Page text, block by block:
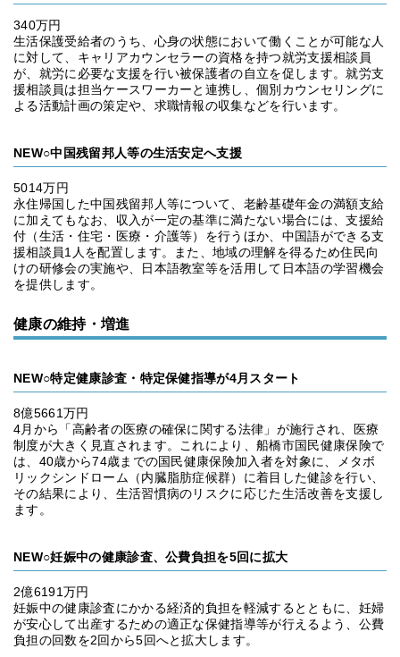
340万円
生活保護受給者のうち、心身の状態において働くことが可能な人
に対して、キャリアカウンセラーの資格を持つ就労支援相談員
が、就労に必要な支援を行い被保護者の自立を促します。就労支
援相談員は担当ケースワーカーと連携し、個別カウンセリングに
よる活動計画の策定や、求職情報の収集などを行います。
NEW○中国残留邦人等の生活安定へ支援
5014万円
永住帰国した中国残留邦人等について、老齢基礎年金の満額支給
に加えてもなお、収入が一定の基準に満たない場合には、支援給
付（生活・住宅・医療・介護等）を行うほか、中国語ができる支
援相談員1人を配置します。また、地域の理解を得るため住民向
けの研修会の実施や、日本語教室等を活用して日本語の学習機会
を提供します。
健康の維持・増進
NEW○特定健康診査・特定保健指導が4月スタート
8億5661万円
4月から「高齢者の医療の確保に関する法律」が施行され、医療
制度が大きく見直されます。これにより、船橋市国民健康保険で
は、40歳から74歳までの国民健康保険加入者を対象に、メタボ
リックシンドローム（内臓脂肪症候群）に着目した健診を行い、
その結果により、生活習慣病のリスクに応じた生活改善を支援し
ます。
NEW○妊娠中の健康診査、公費負担を5回に拡大
2億6191万円
妊娠中の健康診査にかかる経済的負担を軽減するとともに、妊婦
が安心して出産するための適正な保健指導等が行えるよう、公費
負担の回数を2回から5回へと拡大します。